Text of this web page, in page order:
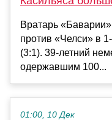
Вратарь
против «Челси» в
(3:1). 39-летний
одержавшим 100...
01:00, 10 Дек